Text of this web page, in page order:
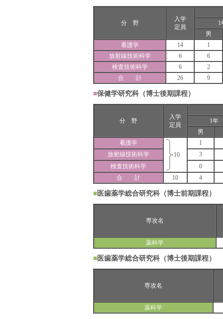
分 野
入学
定員
1
男
看護学
14
1
放射線技術科学
6
6
検査技術科学
6
2
合 計
26 9
■保健学研究科（博士後期課程）
分 野
入学
定員
1年
男
看護学
10
1
放射線技術科学
3
検査技術科学
0
合 計
10 4
■医歯薬学総合研究科（博士前期課程）
専攻名
薬科学
■医歯薬学総合研究科（博士後期課程）
専攻名
薬科学